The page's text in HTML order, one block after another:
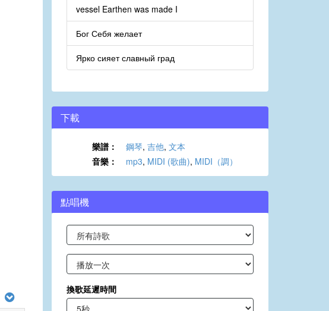
vessel Earthen was made I
Бог Себя желает
Ярко сияет славный град
下載
樂譜： 鋼琴, 吉他, 文本
音樂：
mp3, MIDI (歌曲), MIDI（調）
點唱機
換歌延遲時間